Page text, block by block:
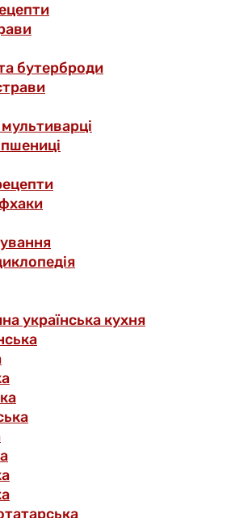
бутерброди
українська кухня